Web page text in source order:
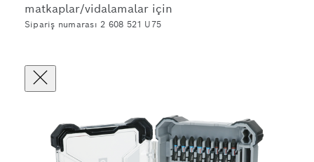
matkaplar/vidalamalar için
Sipariş numarası 2 608 521 U75